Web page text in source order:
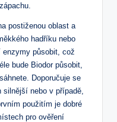
postiženou oblast a
hadříku nebo
enzymy působit, což
bude Biodor působit,
Doporučuje se
nebo v případě,
použitím je dobré
pro ověření